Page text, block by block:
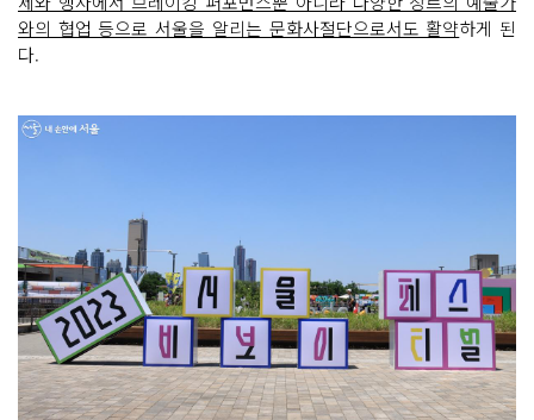
와의 협업 등으로 서울을 알리는 문화사절단으로서도 활약하게 된
다.